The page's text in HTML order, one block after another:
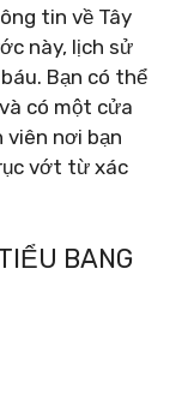
tin về Tây
này, lịch sử
Bạn có thể
có một cửa
nơi bạn
vớt từ xác
BANG